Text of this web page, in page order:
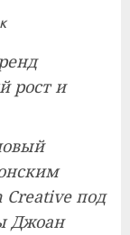
рост и
под
Джоан